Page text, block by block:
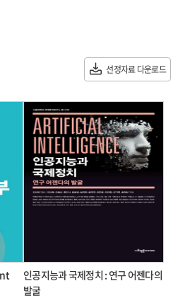
선정자료 다운로드
인공지능과 국제정치 : 연구 어젠다의
발굴